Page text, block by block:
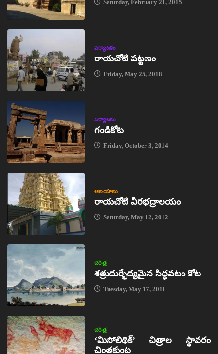
Saturday, February 21, 2015
పర్యాటకం
రాయచోటి పట్టణం
Friday, May 25, 2018
పర్యాటకం
గండికోట
Friday, October 3, 2014
ఆలయాలు
రాయచోటి వీరభద్రాలయం
Saturday, May 12, 2012
చరిత్ర
శత్రుదుర్భేద్యమైన సిద్ధవటం కోట
Tuesday, May 17, 2011
చరిత్ర
‘మిసోలిథిక్‌’ చిత్రాల స్థావరం
చింతకుంట